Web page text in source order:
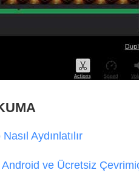
Aydınlatılır
Android ve Ücretsiz